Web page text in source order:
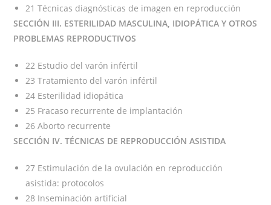
21 Técnicas diagnósticas de imagen en reproducción
SECCIÓN III. ESTERILIDAD MASCULINA, IDIOPÁTICA Y OTROS
PROBLEMAS REPRODUCTIVOS
22 Estudio del varón infértil
23 Tratamiento del varón infértil
24 Esterilidad idiopática
25 Fracaso recurrente de implantación
26 Aborto recurrente
SECCIÓN IV. TÉCNICAS DE REPRODUCCIÓN ASISTIDA
27 Estimulación de la ovulación en reproducción
asistida: protocolos
28 Inseminación artificial